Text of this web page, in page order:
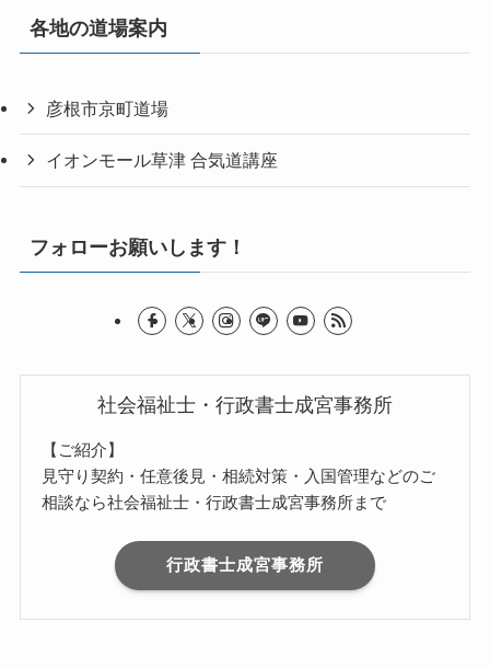
各地の道場案内
彦根市京町道場
イオンモール草津 合気道講座
フォローお願いします！
社会福祉士・行政書士成宮事務所
【ご紹介】
見守り契約・任意後見・相続対策・入国管理などのご
相談なら社会福祉士・行政書士成宮事務所まで
行政書士成宮事務所